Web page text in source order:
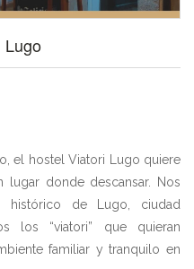
Lugo
el hostel Viatori Lugo quiere
lugar donde descansar. Nos
histórico de Lugo, ciudad
los “viatori” que quieran
familiar y tranquilo en